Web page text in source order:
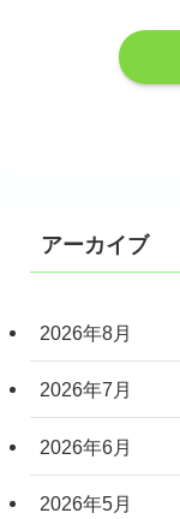
アーカイブ
2026年8月
2026年7月
2026年6月
2026年5月